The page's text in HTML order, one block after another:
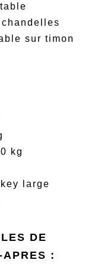
sur timon
kg
large
DE
: